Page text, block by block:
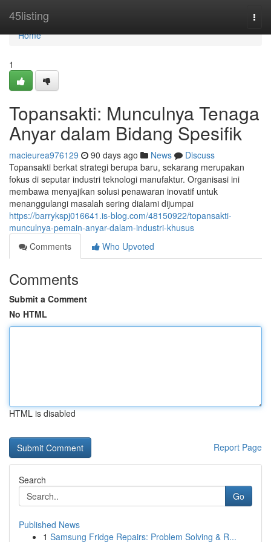
45listing
Home
Home
1
Topansakti: Munculnya Tenaga
Anyar dalam Bidang Spesifik
macieurea976129 90 days ago News
Discuss
Topansakti berkat strategi berupa baru, sekarang merupakan
fokus di seputar industri teknologi manufaktur. Organisasi ini
membawa menyajikan solusi penawaran inovatif untuk
menanggulangi masalah sering dialami dijumpai
https://barrykspj016641.is-blog.com/48150922/topansakti-
munculnya-pemain-anyar-dalam-industri-khusus
Comments
Who Upvoted
Comments
Submit a Comment
No HTML
HTML is disabled
Report Page
Search
Go
Published News
1 Samsung Fridge Repairs: Problem Solving & R...